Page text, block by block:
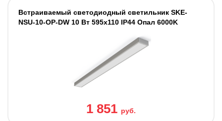
Встраиваемый светодиодный светильник SKE-
NSU-10-OP-DW 10 Вт 595x110 IP44 Опал 6000K
1 851 руб.